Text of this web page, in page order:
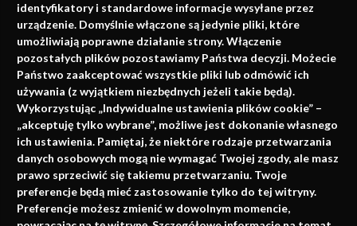
identyfikatory i standardowe informacje wysyłane przez
urządzenie. Domyślnie włączone są jedynie pliki, które
umożliwiają poprawne działanie strony. Włączenie
pozostałych plików pozostawiamy Państwa decyzji. Możecie
Państwo zaakceptować wszystkie pliki lub odmówić ich
używania (z wyjątkiem niezbędnych jeżeli takie będą).
Wykorzystując „Indywidualne ustawienia plików cookie” –
„akceptuję tylko wybrane”, możliwe jest dokonanie własnego
ich ustawienia. Pamiętaj, że niektóre rodzaje przetwarzania
danych osobowych mogą nie wymagać Twojej zgody, ale masz
prawo sprzeciwić się takiemu przetwarzaniu. Twoje
preferencje będą mieć zastosowanie tylko do tej witryny.
Preferencje możesz zmienić w dowolnym momencie,
Napisz do nas
info@faktymedyczne.pl
ul. Towarowa 2
43-460 Wisła